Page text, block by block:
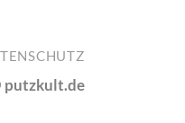
putzkult.de